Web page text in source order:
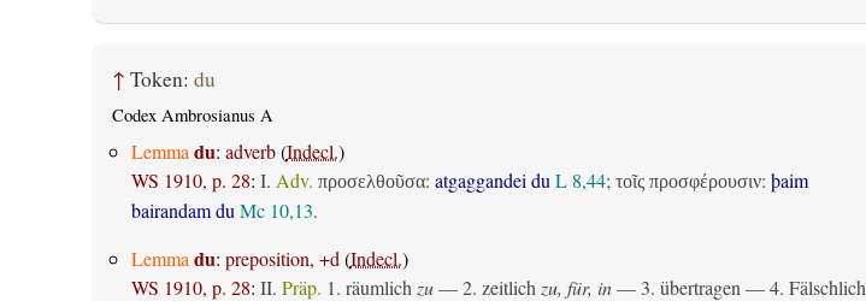
↑ Token: du
Codex Ambrosianus A
Lemma du: adverb(Indecl.)
WS 1910, p. 28: I. Adv. προσελθοῦσα: atgaggandei du L 8,44; τοῖς προσφέρουσιν: þaim
bairandam du Mc 10,13.
Lemma du: preposition, +d (Indecl.)
WS 1910, p. 28: II. Präp. 1. räumlich zu— 2. zeitlich zu, für, in— 3. übertragen — 4. Fälschlich